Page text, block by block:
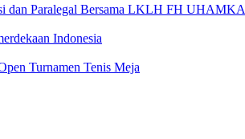
dan Paralegal Bersama LKLH FH UHAMKA
Indonesia
Turnamen Tenis Meja